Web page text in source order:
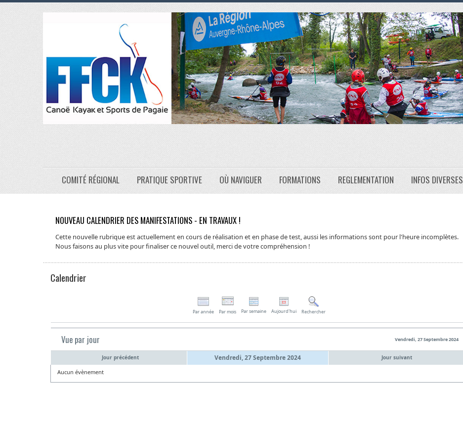
COMITÉ RÉGIONAL PRATIQUE SPORTIVE OÙ NAVIGUER FORMATIONS REGLEMENTATION INFOS DIVERSES
NOUVEAU CALENDRIER DES MANIFESTATIONS - EN TRAVAUX !
Cette nouvelle rubrique est actuellement en cours de réalisation et en phase de test, aussi les informations sont pour l'heure incomplètes.
Nous faisons au plus vite pour finaliser ce nouvel outil, merci de votre compréhension !
Calendrier
Par année Par mois Par semaine Aujourd'hui Rechercher
Vue par jour Vendredi, 27 Septembre 2024
Jour précédent Vendredi, 27 Septembre 2024 Jour suivant
Aucun évènement